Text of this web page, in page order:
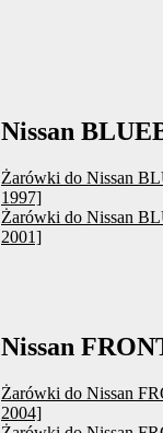
Nissan
Żarówki do Nissan
1997]
Żarówki do Nissan
2001]
Nissan
Żarówki do Nissan
2004]